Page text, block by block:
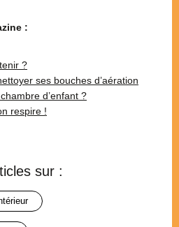
:
?
ses bouches d’aération
d’enfant ?
respire !
sur :